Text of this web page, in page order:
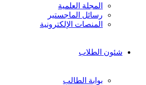
المجلة العلمية
رسائل الماجستير
المنصات الإلكترونية
شئون الطلاب
بوابة الطالب